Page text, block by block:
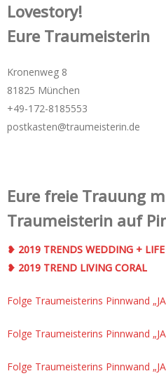
Lovestory!
Eure Traumeisterin
Kronenweg 8
81825 München
+49-172-­8185553
postkasten@traumeisterin.de
Eure freie Trauung
Traumeisterin auf
❥ 2019 TRENDS WEDDING + LIFE
❥ 2019 TREND LIVING CORAL
Folge Traumeisterins Pinnwand
Folge Traumeisterins Pinnwand
Folge Traumeisterins Pinnwand